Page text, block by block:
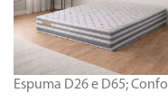
Espuma D26 e D65;